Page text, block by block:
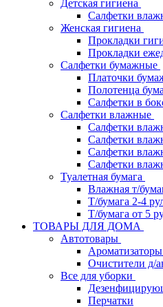
Детская гигиена
Салфетки
Женская гигиена
Прокладки
Прокладки
Салфетки бумажные
Платочки
Полотенца
Салфетки в
Салфетки влажные
Салфетки
Салфетки
Салфетки
Салфетки
Туалетная бумага
Влажная т/
Т/бумага 2-4
Т/бумага от 5
ТОВАРЫ ДЛЯ ДОМА
Автотовары
Очистители д/
Все для уборки
Перчатки